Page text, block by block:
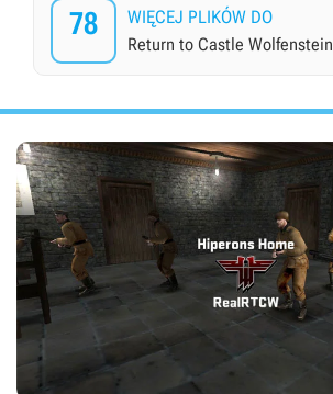
78
WIĘCEJ PLIKÓW DO
Return to Castle Wolfenstein